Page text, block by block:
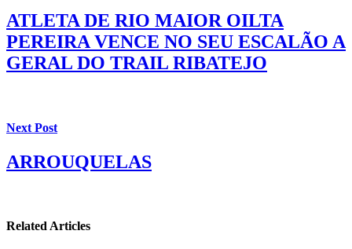
ATLETA DE RIO MAIOR OILTA
PEREIRA VENCE NO SEU ESCALÃO A
GERAL DO TRAIL RIBATEJO
Next Post
ARROUQUELAS
Related Articles